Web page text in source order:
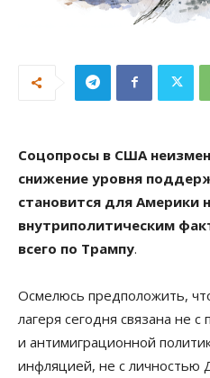
Соцопросы в США
снижение уровня
становится для Америки
внутриполитическим
всего по Трампу.
Осмелюсь предположить,
лагеря сегодня связана не
и антимиграционной
инфляцией, не с личностью